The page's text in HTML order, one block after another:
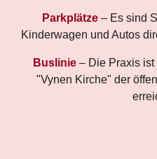
Parkplätze – Es sind
Kinderwagen und Autos
Buslinie – Die Praxis
"Vynen Kirche" der